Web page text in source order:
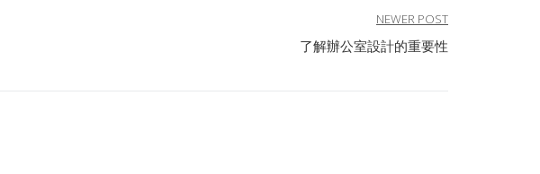
NEWER POST
了解辦公室設計的重要性